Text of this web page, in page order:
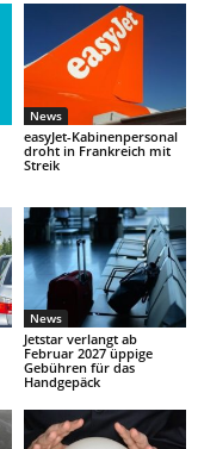
News
easyJet-Kabinenpersonal
droht in Frankreich mit
Streik
News
Jetstar verlangt ab
Februar 2027 üppige
Gebühren für das
Handgepäck